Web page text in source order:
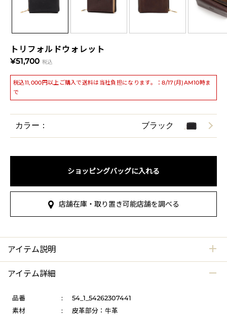
トリフォルドウォレット
¥51,700 税込
税込11,000円以上ご購入で送料は当社負担になります。：8/17(月)AM10時ま
で
カラー： ブラック
ショッピングバッグに入れる
店舗在庫・取り置き可能店舗を調べる
アイテム説明
アイテム詳細
品番 :
54_1_54262307441
素材
:
皮革部分：牛革